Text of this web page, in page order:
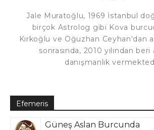
Jale Muratoğlu, 1969 İstanbul
birçok Astrolog gibi Kova
Kırkoğlu ve Oğuzhan Ceyhan'dan
sonrasında, 2010 yılından
danışmanlık
Efemeris
Güneş Aslan Burcunda